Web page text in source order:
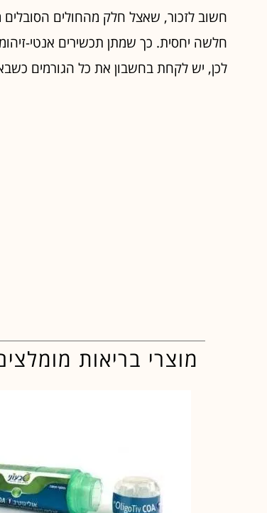
חשוב לזכור, שאצל חלק מהחולים הסובלים
חלשה יחסית. כך שמתן תכשירים אנטי-
לכן, יש לקחת בחשבון את כל הגורמים
מוצרי בריאות